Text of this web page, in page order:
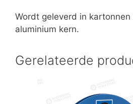
Wordt geleverd in
aluminium kern.
Gerelateerde